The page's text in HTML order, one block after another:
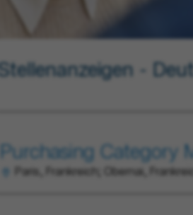
Stellenanzeigen -
Purchasing Category
Paris, Frankreich; Obernai,